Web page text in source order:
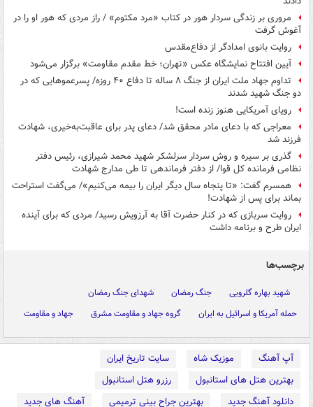
مروری بر زندگی سردار هور در کتاب «مرد مکتوم» / راز مردی که هور او را در
آغوش گرفت
روایت بانوی امدادگر از دفاع‌مقدس
آیین افتتاح نمایشگاه عکس «تهران؛ خط مقدم مقاومت» برگزار می‌شود
تداوم جهاد ملت ایران از جنگ ۸ ساله تا دفاع ۴۰ روزه/ پسرعموهایی که در
دو جنگ شهید شدند
رویای آمریکایی هنوز زنده است!
معراجی که با دعای مادر محقق شد/ دعای پدر برای عاقبت‌به‌خیری، شهادت
فرزند شد
گذری بر سیره و روش سردار سرلشکر شهید محمد شیرازی، رئیس دفتر
نظامی فرمانده کل قوا/ از دفتر فرماندهی تا طی مدارج شهادت
همسرم گفت: «تا پنجاه سال دیگر ایران را بیمه می‌کنیم»/ می‌گفت استراحت
بماند برای پس از شهادت!
روایت سربازی که در کنار حضرت آقا به آرزویش رسید/ مردی که برای آینده
ایران طرح و برنامه داشت
برچسب‌ها
شهید بهاره گلرویی جنگ رمضان
شهدای جنگ رمضان
حمله آمریکا و اسرائیل به ایران
گروه جهاد و مقاومت مشرق جهاد و مقاومت
آپ آهنگ موزیک شاه
سایت تاریخ ایران
بهترین هتل های استانبول
رزرو هتل استانبول
دانلود آهنگ جدید
بهترین جراح بینی ترمیمی
آهنگ های جدید